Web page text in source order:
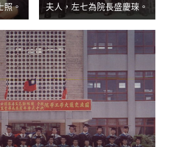
。
夫人，左七為院長盛慶琜。